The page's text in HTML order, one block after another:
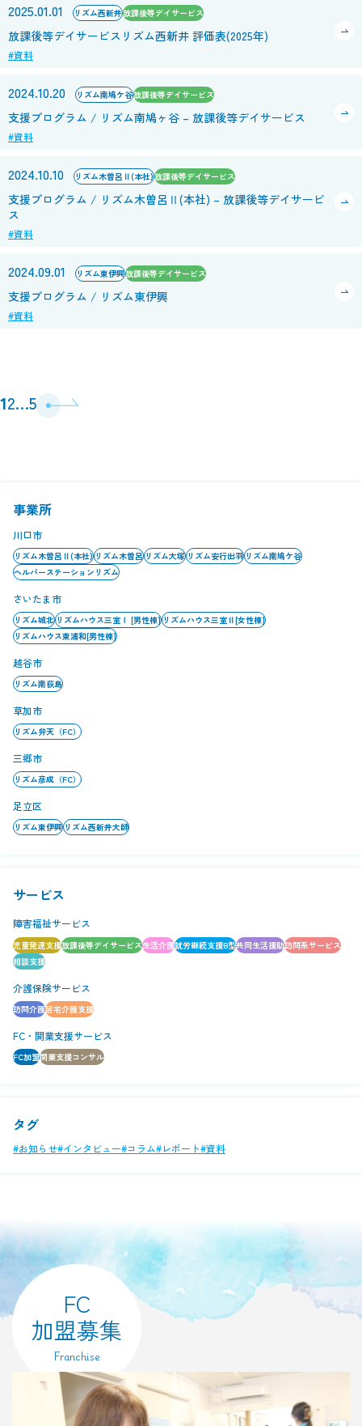
2025.01.01 リズム西新井放課後等デイサービス
放課後等デイサービスリズム西新井 評価表(2025年)
#資料
2024.10.20 リズム南鳩ケ谷放課後等デイサービス
支援プログラム / リズム南鳩ヶ谷 – 放課後等デイサービス
#資料
2024.10.10 リズム木曽呂Ⅱ(本社)放課後等デイサービス
支援プログラム / リズム木曽呂Ⅱ(本社) – 放課後等デイサービ
ス
#資料
2024.09.01 リズム東伊興放課後等デイサービス
支援プログラム / リズム東伊興
#資料
投
稿
12…5
事業所
川口市
リズム木曽呂Ⅱ(本社)リズム木曽呂リズム大塚リズム安行出羽リズム南鳩ケ谷
ヘルパーステーションリズム
さいたま市
リズム城北リズムハウス三室Ⅰ [男性棟]リズムハウス三室Ⅱ[女性棟]
リズムハウス東浦和[男性棟]
越谷市
リズム南荻島
草加市
リズム弁天（FC）
三郷市
リズム彦成（FC）
足立区
リズム東伊興リズム西新井大師
サービス
障害福祉サービス
児童発達支援放課後等デイサービス生活介護就労継続支援B型共同生活援助訪問系サービス
相談支援
介護保険サービス
訪問介護居宅介護支援
FC・開業支援サービス
FC加盟開業支援コンサル
タグ
#お知らせ#インタビュー#コラム#レポート#資料
FC
加盟募集
Franchise